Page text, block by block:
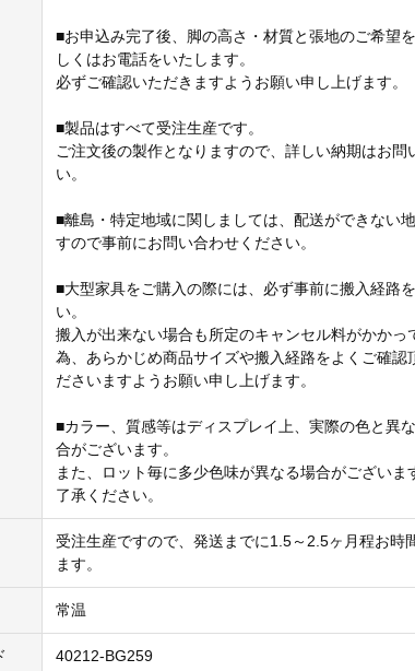
■お申込み完了後、脚の高さ・材質と張地のご希望
しくはお電話をいたします。
必ずご確認いただきますようお願い申し上げます。
■製品はすべて受注生産です。
ご注文後の製作となりますので、詳しい納期はお問
い。
■離島・特定地域に関しましては、配送ができない
すので事前にお問い合わせください。
■大型家具をご購入の際には、必ず事前に搬入経路
い。
搬入が出来ない場合も所定のキャンセル料がかかっ
為、あらかじめ商品サイズや搬入経路をよくご確認
ださいますようお願い申し上げます。
■カラー、質感等はディスプレイ上、実際の色と異
合がございます。
また、ロット毎に多少色味が異なる場合がございま
了承ください。
受注生産ですので、発送までに1.5～2.5ヶ月程お時
ます。
常温
40212-BG259